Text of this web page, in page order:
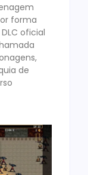
forma
oficial
de